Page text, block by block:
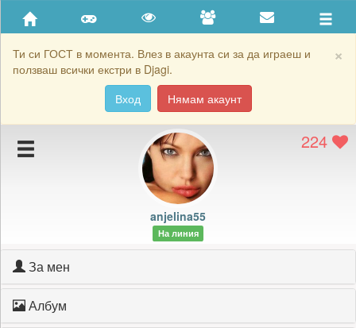
×
Ти си ГОСТ в момента. Влез в акаунта си за да играеш и
ползваш всички екстри в Djagi.
Вход
Нямам акаунт
Приятели
Хронология на игри
Подаръците на anjelina55
Картичките на anjelina55
224
anjelina55
На линия
За мен
Албум